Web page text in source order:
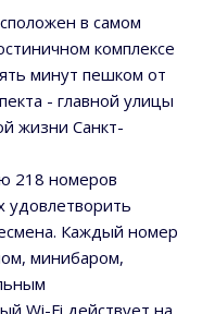
в самом
комплексе
минут пешком от
- главной улицы
жизни Санкт-
218 номеров
удовлетворить
Каждый номер
минибаром,